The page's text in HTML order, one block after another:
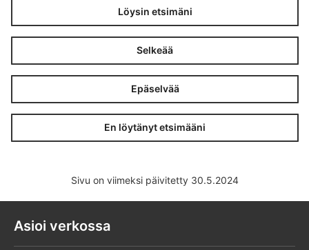
Löysin etsimäni
Selkeää
Epäselvää
En löytänyt etsimääni
Sivu on viimeksi päivitetty 30.5.2024
Asioi verkossa